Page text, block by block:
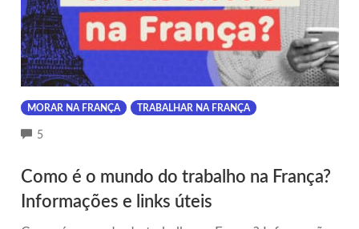
MORAR NA FRANÇA TRABALHAR NA FRANÇA
5
Como é o mundo do trabalho na França?
Informações e links úteis